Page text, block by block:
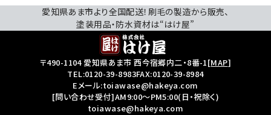
愛知県あま市より全国配送！刷毛の製造から販売、
塗装用品・防水資材は“はけ屋”
〒490-1104 愛知県あま市 西今宿郷内二・8番-1[MAP]
TEL:0120-39-8983FAX:0120-39-8984
Eメール:toiawase@hakeya.com
[問い合わせ受付]AM9:00～PM5:00(日・祝除く)
toiawase@hakeya.com